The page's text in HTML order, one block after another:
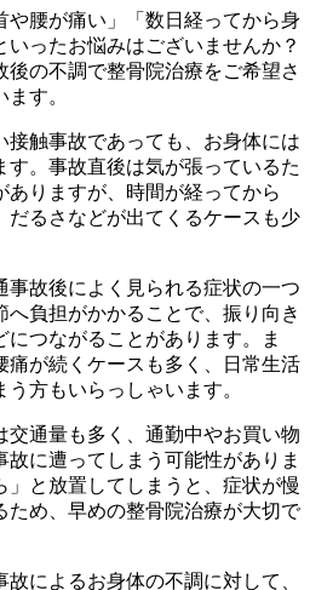
や腰が痛い」「数日経ってから身
ったお悩みはございませんか？
の不調で整骨院治療をご希望さ
す。
接触事故であっても、お身体には
す。事故直後は気が張っているた
りますが、時間が経ってから
だるさなどが出てくるケースも少
事故後によく見られる症状の一つ
へ負担がかかることで、振り向き
つながることがあります。ま
痛が続くケースも多く、日常生活
方もいらっしゃいます。
交通量も多く、通勤中やお買い物
に遭ってしまう可能性がありま
と放置してしまうと、症状が慢
ため、早めの整骨院治療が大切で
によるお身体の不調に対して、